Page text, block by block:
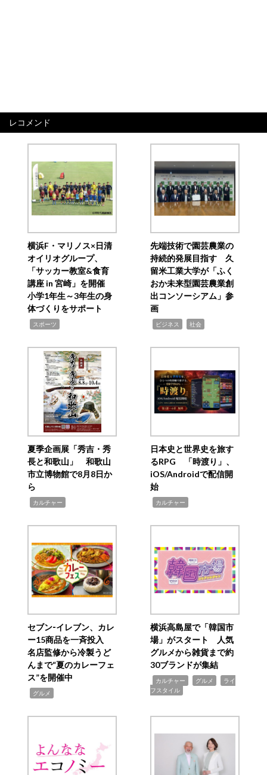
レコメンド
横浜F・マリノス×日清
オイリオグループ、
「サッカー教室&食育
講座 in 宮崎」を開催
小学1年生～3年生の身
体づくりをサポート
スポーツ
先端技術で園芸農業の
持続的発展目指す 久
留米工業大学が「ふく
おか未来型園芸農業創
出コンソーシアム」参
画
ビジネス 社会
夏季企画展「秀吉・秀
長と和歌山」 和歌山
市立博物館で8月8日か
ら
カルチャー
日本史と世界史を旅す
るRPG 「時渡り」、
iOS/Androidで配信開
始
カルチャー
セブン‐イレブン、カレ
ー15商品を一斉投入
名店監修から冷製うど
んまで“夏のカレーフェ
ス”を開催中
グルメ
横浜高島屋で「韓国市
場」がスタート 人気
グルメから雑貨まで約
30ブランドが集結
カルチャー グルメ
ライ
フスタイル